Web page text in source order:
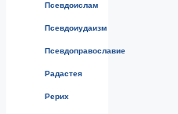
Псевдоислам
Псевдоиудаизм
Псевдоправославие
Радастея
Рерих